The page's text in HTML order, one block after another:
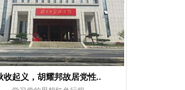
收起义，胡耀邦故居党性..